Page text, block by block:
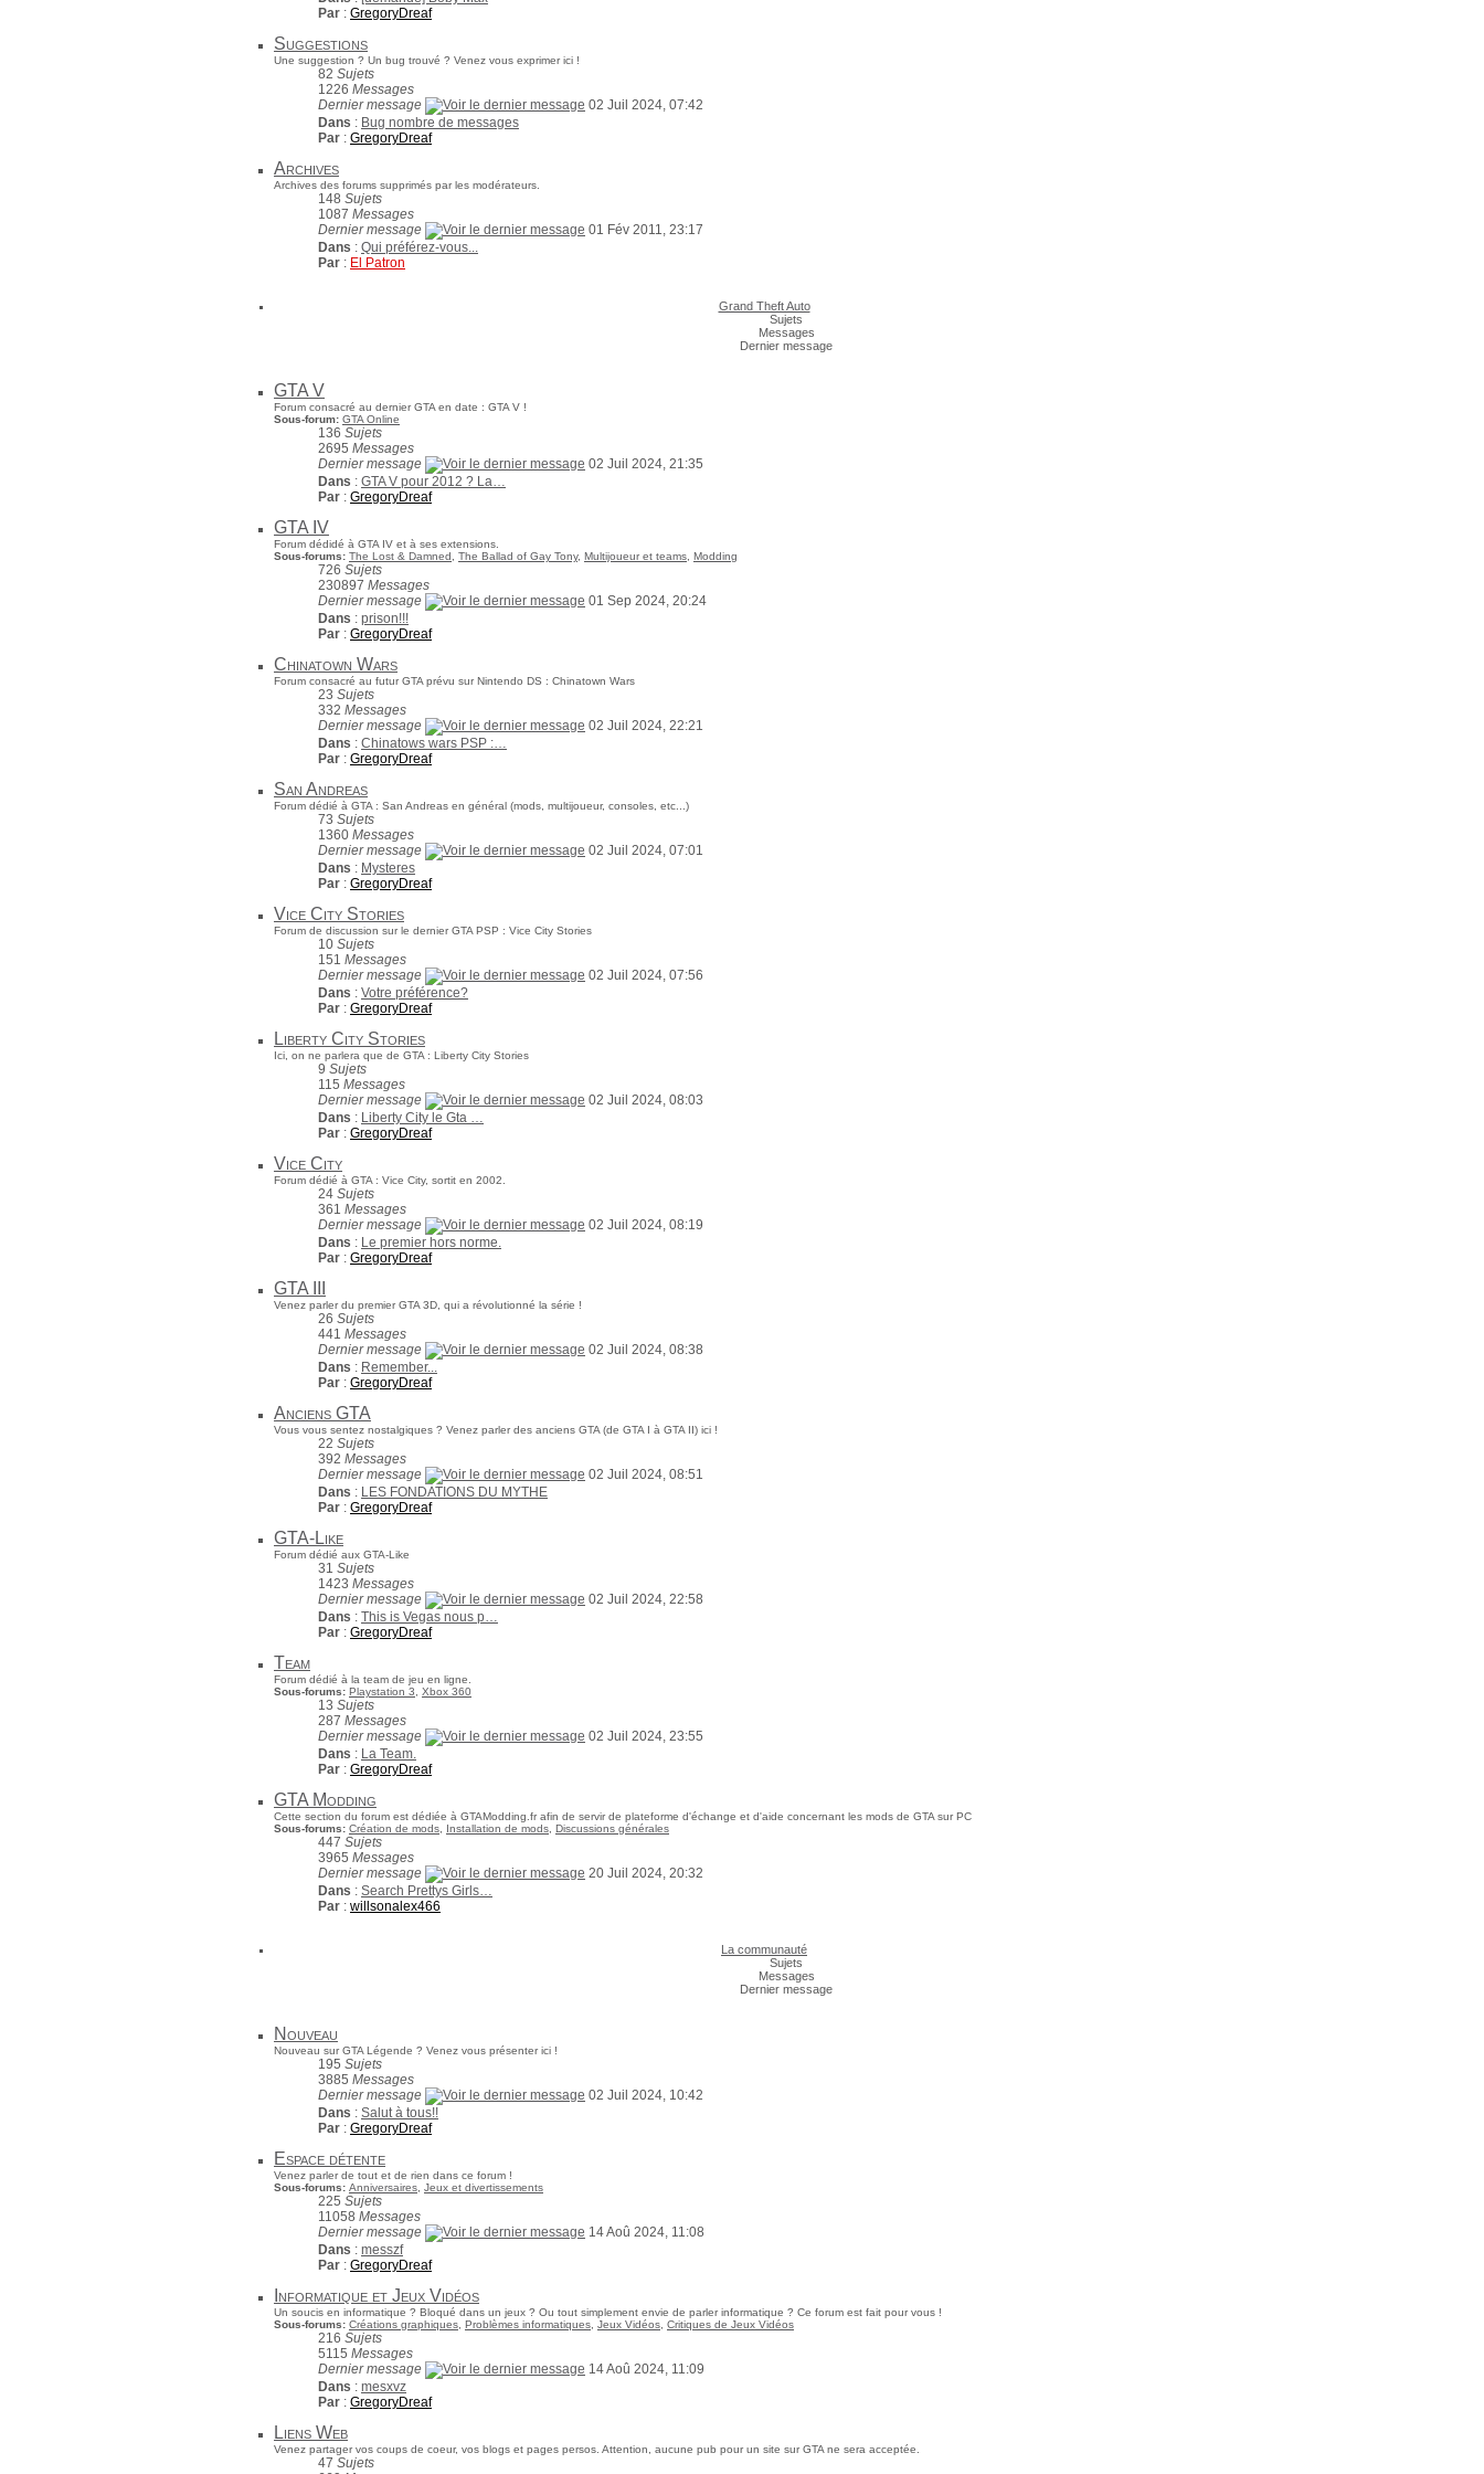
Par : GregoryDreaf
Suggestions
Une suggestion ? Un bug trouvé ? Venez vous exprimer ici !
82 Sujets
1226 Messages
Dernier message
02 Juil 2024, 07:42
Dans : Bug nombre de messages
Par : GregoryDreaf
Archives
Archives des forums supprimés par les modérateurs.
148 Sujets
1087 Messages
Dernier message
01 Fév 2011, 23:17
Dans : Qui préférez-vous...
Par : El Patron
Grand Theft Auto
Sujets
Messages
Dernier message
GTA V
Forum consacré au dernier GTA en date : GTA V !
Sous-forum: GTA Online
136 Sujets
2695 Messages
Dernier message
02 Juil 2024, 21:35
Dans : GTA V pour 2012 ? La…
Par : GregoryDreaf
GTA IV
Forum dédidé à GTA IV et à ses extensions.
Sous-forums: The Lost & Damned The Ballad of Gay Tony, Multijoueur et teams Modding
726 Sujets
230897 Messages
Dernier message
01 Sep 2024, 20:24
Dans : prison!!!
Par : GregoryDreaf
Chinatown Wars
Forum consacré au futur GTA prévu sur Nintendo DS : Chinatown Wars
23 Sujets
332 Messages
Dernier message
02 Juil 2024, 22:21
Dans : Chinatows wars PSP :…
Par : GregoryDreaf
San Andreas
Forum dédié à GTA : San Andreas en général (mods, multijoueur, consoles, etc...)
73 Sujets
1360 Messages
Dernier message
02 Juil 2024, 07:01
Dans : Mysteres
Par : GregoryDreaf
Vice City Stories
Forum de discussion sur le dernier GTA PSP : Vice City Stories
10 Sujets
151 Messages
Dernier message
02 Juil 2024, 07:56
Dans : Votre préférence?
Par : GregoryDreaf
Liberty City Stories
Ici, on ne parlera que de GTA : Liberty City Stories
9 Sujets
115 Messages
Dernier message
02 Juil 2024, 08:03
Dans : Liberty City le Gta …
Par : GregoryDreaf
Vice City
Forum dédié à GTA : Vice City, sortit en 2002.
24 Sujets
361 Messages
Dernier message
02 Juil 2024, 08:19
Dans : Le premier hors norme.
Par : GregoryDreaf
GTA III
Venez parler du premier GTA 3D, qui a révolutionné la série !
26 Sujets
441 Messages
Dernier message
02 Juil 2024, 08:38
Dans : Remember...
Par : GregoryDreaf
Anciens GTA
Vous vous sentez nostalgiques ? Venez parler des anciens GTA (de GTA I à GTA II) ici !
22 Sujets
392 Messages
Dernier message
02 Juil 2024, 08:51
Dans : LES FONDATIONS DU MYTHE
Par : GregoryDreaf
GTA-Like
Forum dédié aux GTA-Like
31 Sujets
1423 Messages
Dernier message
02 Juil 2024, 22:58
Dans : This is Vegas nous p…
Par : GregoryDreaf
Team
Forum dédié à la team de jeu en ligne.
Sous-forums: Playstation 3 Xbox 360
13 Sujets
287 Messages
Dernier message
02 Juil 2024, 23:55
Dans : La Team.
Par : GregoryDreaf
GTA Modding
Cette section du forum est dédiée à GTAModding.fr afin de servir de plateforme d'échange et d'aide concernant les mods de GTA sur PC
Sous-forums: Création de mods Installation de mods Discussions générales
447 Sujets
3965 Messages
Dernier message
20 Juil 2024, 20:32
Dans : Search Prettys Girls…
Par : willsonalex466
La communauté
Sujets
Messages
Dernier message
Nouveau
Nouveau sur GTA Légende ? Venez vous présenter ici !
195 Sujets
3885 Messages
Dernier message
02 Juil 2024, 10:42
Dans : Salut à tous!!
Par : GregoryDreaf
Espace détente
Venez parler de tout et de rien dans ce forum !
Sous-forums: Anniversaires Jeux et divertissements
225 Sujets
11058 Messages
Dernier message
14 Aoû 2024, 11:08
Dans : messzf
Par : GregoryDreaf
Informatique et Jeux Vidéos
Un soucis en informatique ? Bloqué dans un jeux ? Ou tout simplement envie de parler informatique ? Ce forum est fait pour vous !
Sous-forums: Créations graphiques Problèmes informatiques Jeux Vidéos Critiques de Jeux Vidéos
216 Sujets
5115 Messages
Dernier message
14 Aoû 2024, 11:09
Dans : mesxvz
Par : GregoryDreaf
Liens Web
Venez partager vos coups de coeur, vos blogs et pages persos. Attention, aucune pub pour un site sur GTA ne sera acceptée.
47 Sujets